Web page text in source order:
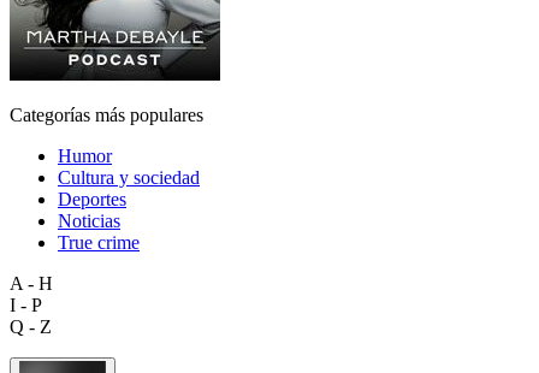
Categorías más populares
Humor
Cultura y sociedad
Deportes
Noticias
True crime
A - H
I - P
Q - Z